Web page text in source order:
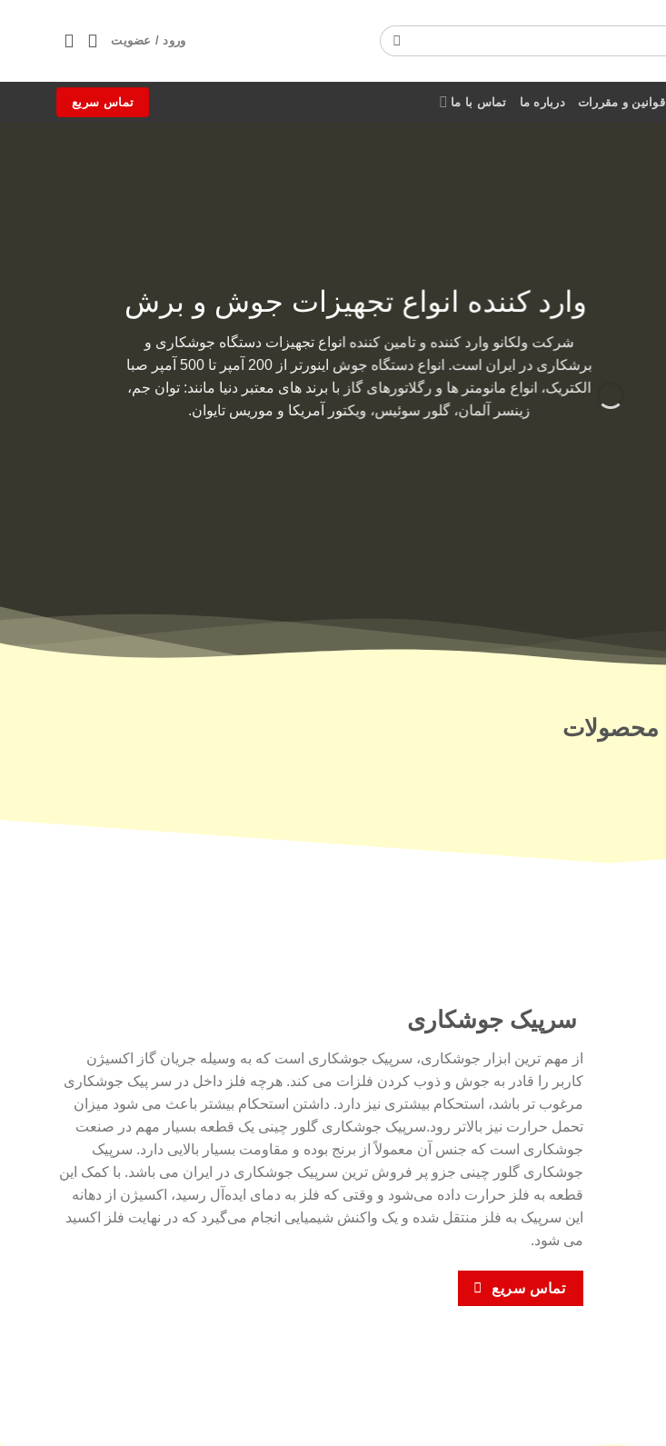
ورود / عضویت
قوانین و مقررات درباره ما تماس با ما تماس سریع
وارد کننده انواع تجهیزات جوش و برش
شرکت ولکانو وارد کننده و تامین کننده انواع تجهیزات دستگاه جوشکاری و
برشکاری در ایران است. انواع دستگاه جوش اینورتر از 200 آمپر تا 500 آمپر صبا
الکتریک، انواع مانومتر ها و رگلاتورهای گاز با برند های معتبر دنیا مانند: توان جم،
زینسر آلمان، گلور سوئیس، ویکتور آمریکا و موریس تایوان.
محصولات
سرپیک جوشکاری
از مهم ترین ابزار جوشکاری، سرپیک جوشکاری است که به وسیله جریان گاز اکسیژن
کاربر را قادر به جوش و ذوب کردن فلزات می کند. هرچه فلز داخل در سر پیک جوشکاری
مرغوب تر باشد، استحکام بیشتری نیز دارد. داشتن استحکام بیشتر باعث می شود میزان
تحمل حرارت نیز بالاتر رود.سرپیک جوشکاری گلور چینی یک قطعه بسیار مهم در صنعت
جوشکاری است که جنس آن معمولاً از برنج بوده و مقاومت بسیار بالایی دارد. سرپیک
جوشکاری گلور چینی جزو پر فروش ترین سرپیک جوشکاری در ایران می باشد. با کمک این
قطعه به فلز حرارت داده می‌شود و وقتی که فلز به دمای ایده‌آل رسید، اکسیژن از دهانه
این سرپیک به فلز منتقل شده و یک واکنش شیمیایی انجام می‌گیرد که در نهایت فلز اکسید
می شود.
تماس سریع